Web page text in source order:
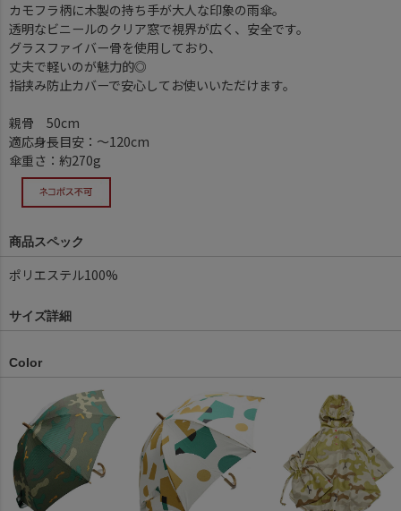
カモフラ柄に木製の持ち手が大人な印象の雨傘。
透明なビニールのクリア窓で視界が広く、安全です。
グラスファイバー骨を使用しており、
丈夫で軽いのが魅力的◎
指挟み防止カバーで安心してお使いいただけます。
親骨 50cm
適応身長目安：～120cm
傘重さ：約270g
商品スペック
ポリエステル100%
サイズ詳細
Color